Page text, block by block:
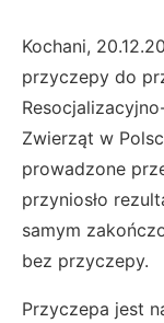
Kochani,
przyczepy do
Zwierząt w
prowadzone
przyniosło
samym
bez przyczepy.
Przyczepa jest